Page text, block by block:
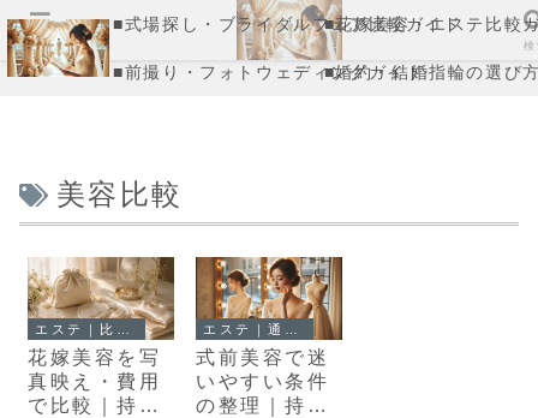
■式場探し・ブライダルフェア比較ガイド
■花嫁美容・エステ比較
■前撮り・フォトウェディングガイド■婚約・結婚指輪の選び
美容比較
花嫁美容を写
真映え・費用
で比較｜持ち
式前美容で迷
いやすい条件
の整理｜持ち
メニュー